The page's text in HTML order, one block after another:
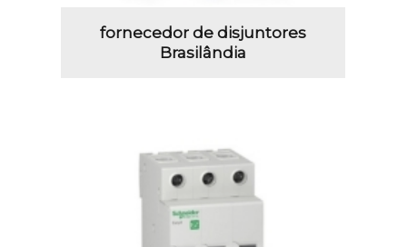
fornecedor de disjuntores
Brasilândia